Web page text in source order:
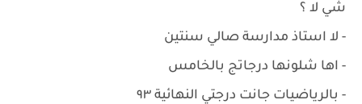
شي لا ؟
- لا استاذ مدارسة صالي سنتين
- اها شلونها درجاتج بالخامس
- بالرياضيات جانت درجتي النهائية ٩٣